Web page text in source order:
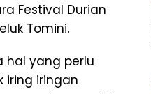
Festival Durian
Tomini.
hal yang perlu
iring iringan